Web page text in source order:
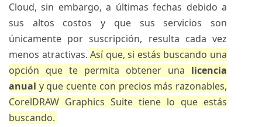
Cloud, sin embargo, a últimas fechas debido a
sus altos costos y que sus servicios son
únicamente por suscripción, resulta cada vez
menos atractivas.Así que, si estás buscando una
opción que te permita obtener una licencia
anual y que cuente con precios más razonables,
CorelDRAW Graphics Suite tiene lo que estás
buscando.